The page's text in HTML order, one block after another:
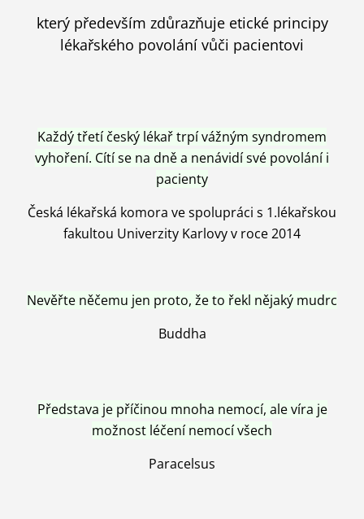
který především zdůrazňuje etické principy
lékařského povolání vůči pacientovi
Každý třetí český lékař trpí vážným syndromem
vyhoření. Cítí se na dně a nenávidí své povolání i
pacienty
Česká lékařská komora ve spolupráci s 1.lékařskou
fakultou Univerzity Karlovy v roce 2014
Nevěřte něčemu jen proto, že to řekl nějaký mudrc
Buddha
Představa je příčinou mnoha nemocí, ale víra je
možnost léčení nemocí všech
Paracelsus